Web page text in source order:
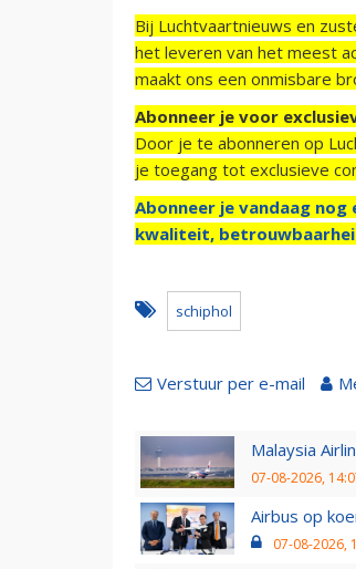
Bij Luchtvaartnieuws en
het leveren van het meest
maakt ons een onmisbare
Abonneer je voor
Door je te abonneren op
je toegang tot exclusieve
Abonneer je vandaag nog
kwaliteit,
schiphol
Verstuur per e-mail
Malaysia
07-08-2026,
Airbus op
07-08-2026,